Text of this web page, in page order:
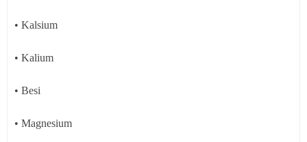
• Kalsium
• Kalium
• Besi
• Magnesium